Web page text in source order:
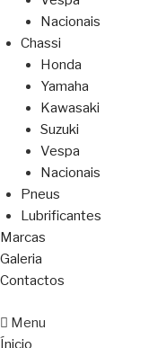
Nacionais
Chassi
Honda
Yamaha
Kawasaki
Suzuki
Vespa
Nacionais
Pneus
Lubrificantes
Marcas
Galeria
Contactos
Menu
Ínicio